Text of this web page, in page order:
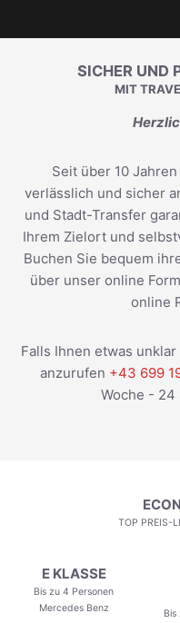
SICHER UND
MIT
Seit über 10
verlässlich und sicher
und Stadt-Transfer
Ihrem Zielort und
Buchen Sie bequem
über unser online
online
Falls Ihnen etwas
anzurufen +43 699
Woche - 24
TOP PREIS-
E KLASSE
Bis zu 4 Personen
Mercedes Benz
Bis